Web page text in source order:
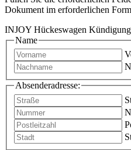
Dokument im erforderlichen
INJOY Hückeswagen
Name
Absenderadresse: